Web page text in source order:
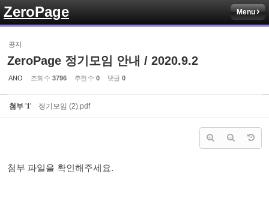
ZeroPage Menu
공지
ZeroPage 정기모임 안내 / 2020.9.2
ANO 조회 수 3796 추천 수 0 댓글 0
첨부 '1' 정기모임 (2).pdf
첨부 파일을 확인해주세요.
Sketchbook5, 스케치북5
Sketchbook5, 스케치북5